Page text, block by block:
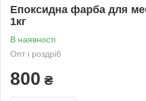
Епоксидна фарба для
1кг
В наявності
Опт і роздріб
800 ₴